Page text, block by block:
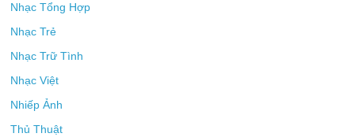
Nhạc Tổng Hợp
Nhạc Trẻ
Nhạc Trữ Tình
Nhạc Việt
Nhiếp Ảnh
Thủ Thuật